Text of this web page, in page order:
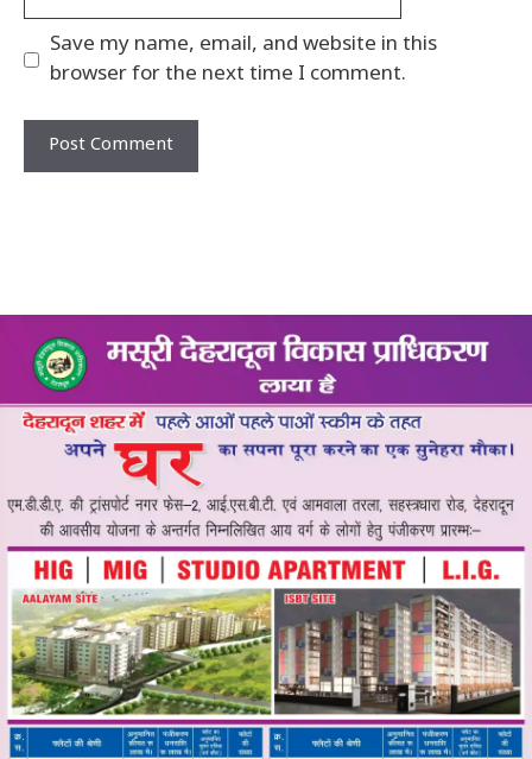
Save my name, email, and website in this
browser for the next time I comment.